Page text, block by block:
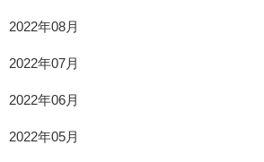
2022年08月
2022年07月
2022年06月
2022年05月